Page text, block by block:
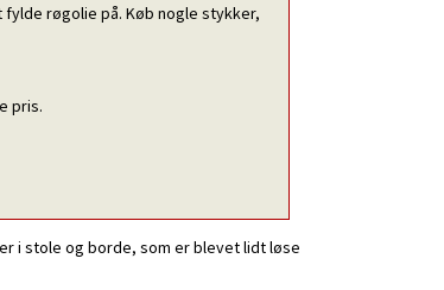
røgolie på. Køb nogle stykker,
pris.
i stole og borde, som er blevet lidt løse